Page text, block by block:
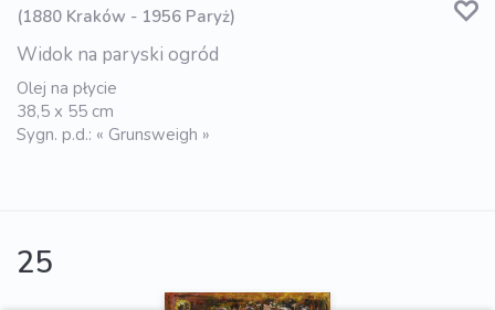
(1880 Kraków - 1956 Paryż)
Widok na paryski ogród
Olej na płycie
38,5 x 55 cm
Sygn. p.d.: « Grunsweigh »
25